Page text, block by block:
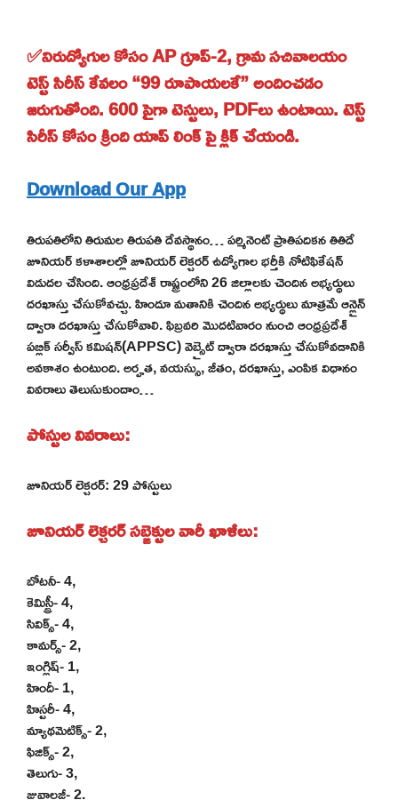
✅నిరుద్యోగుల కోసం AP గ్రూప్-2, గ్రామ సచివాలయం
టెస్ట్ సిరీస్ కేవలం “99 రూపాయలకే” అందించడం
జరుగుతోంది. 600 పైగా టెస్టులు, PDFలు ఉంటాయి. టెస్ట్
సిరీస్ కోసం క్రింది యాప్ లింక్ పై క్లిక్ చేయండి.
Download Our App
తిరుపతిలోని తిరుమల తిరుపతి దేవస్థానం… పర్మినెంట్ ప్రాతిపదికన తితిదే
జూనియర్ కళాశాలల్లో జూనియర్ లెక్చరర్ ఉద్యోగాల భర్తీకి నోటిఫికేషన్
విడుదల చేసింది. ఆంధ్రప్రదేశ్ రాష్ట్రంలోని 26 జిల్లాలకు చెందిన అభ్యర్థులు
దరఖాస్తు చేసుకోవచ్చు. హిందూ మతానికి చెందిన అభ్యర్థులు మాత్రమే ఆన్లైన్
ద్వారా దరఖాస్తు చేసుకోవాలి. ఫిబ్రవరి మొదటివారం నుంచి ఆంధ్రప్రదేశ్
పబ్లిక్ సర్వీస్ కమిషన్(APPSC) వెబ్సైట్ ద్వారా దరఖాస్తు చేసుకోవడానికి
అవకాశం ఉంటుంది. అర్హత, వయస్సు, జీతం, దరఖాస్తు, ఎంపిక విధానం
వివరాలు తెలుసుకుందాం…
పోస్టుల వివరాలు:
జూనియర్ లెక్చరర్: 29 పోస్టులు
జూనియర్ లెక్చరర్ సబ్జెక్టుల వారీ ఖాళీలు:
బోటనీ- 4,
కెమిస్ట్రీ- 4,
సివిక్స్- 4,
కామర్స్- 2,
ఇంగ్లిష్- 1,
హిందీ- 1,
హిస్టరీ- 4,
మ్యాథమెటిక్స్- 2,
ఫిజిక్స్- 2,
తెలుగు- 3,
జువాలజీ- 2.